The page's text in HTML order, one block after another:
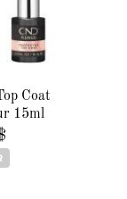
Coat
15ml